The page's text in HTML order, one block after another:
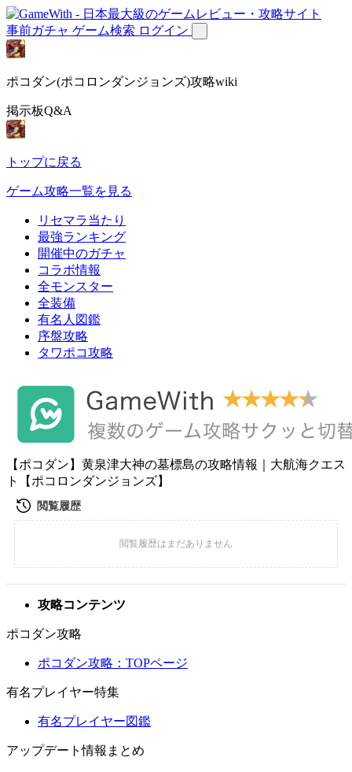
事前ガチャ ゲーム検索 ログイン
ポコダン(ポコロンダンジョンズ)攻略wiki
掲示板Q&A
トップに戻る
ゲーム攻略一覧を見る
リセマラ当たり
最強ランキング
開催中のガチャ
コラボ情報
全モンスター
全装備
有名人図鑑
序盤攻略
タワポコ攻略
【ポコダン】黄泉津大神の墓標島の攻略情報｜大航海クエス
ト【ポコロンダンジョンズ】
攻略コンテンツ
ポコダン攻略
ポコダン攻略：TOPページ
有名プレイヤー特集
有名プレイヤー図鑑
アップデート情報まとめ